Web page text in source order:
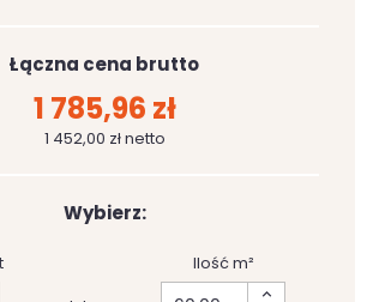
Łączna cena brutto
1 785,96 zł
1 452,00 zł netto
Wybierz:
Ilość m²